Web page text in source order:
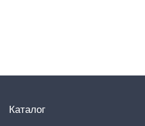
Каталог